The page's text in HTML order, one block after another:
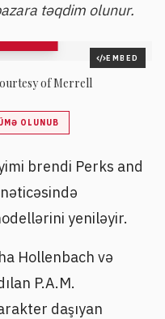
təqdim olunur.
EMBED
of Merrell
OLUNUB
brendi Perks and
yeniləyir.
Hollenbach və
P.A.M.
daşıyan